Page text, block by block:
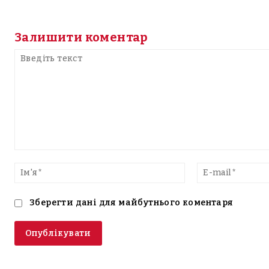
Залишити коментар
текст
Ім'я*
Зберегти дані для майбутнього коментаря